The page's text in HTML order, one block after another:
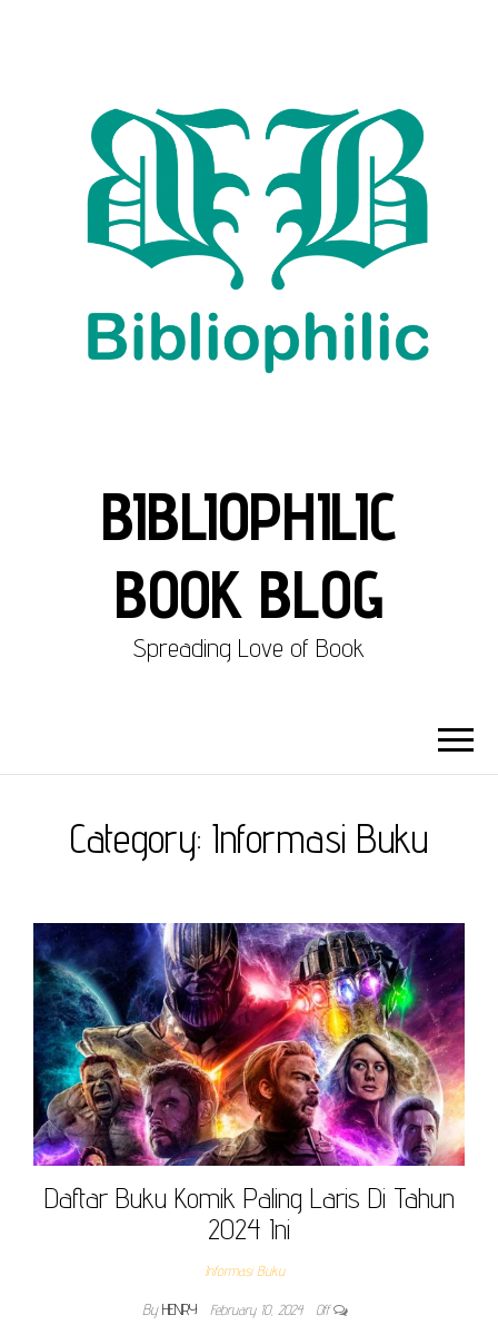
BIBLIOPHILIC
BOOK BLOG
Spreading Love of Book
Category: Informasi Buku
Daftar Buku Komik Paling Laris Di Tahun
2024 Ini
Informasi Buku
By HENRY February 10, 2024 Off